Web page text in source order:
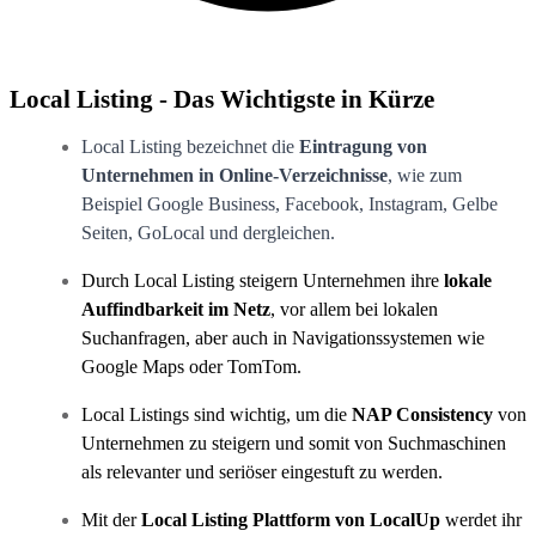
Local Listing - Das Wichtigste in Kürze
Local Listing bezeichnet die Eintragung von
Unternehmen in Online-Verzeichnisse, wie zum
Beispiel Google Business, Facebook, Instagram, Gelbe
Seiten, GoLocal und dergleichen.
Durch Local Listing steigern Unternehmen ihre lokale
Auffindbarkeit im Netz, vor allem bei lokalen
Suchanfragen, aber auch in Navigationssystemen wie
Google Maps oder TomTom.
Local Listings sind wichtig, um die NAP Consistency von
Unternehmen zu steigern und somit von Suchmaschinen
als relevanter und seriöser eingestuft zu werden.
Mit derLocal Listing Plattform von LocalUp werdet ihr